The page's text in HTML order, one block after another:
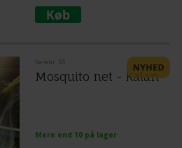
Varenr. 55
Mosquito net - Kalan
Mere end 10 på lager